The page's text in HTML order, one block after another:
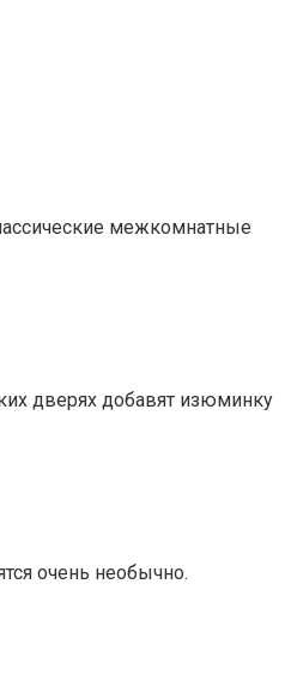
межкомнатные
дверях добавят изюминку
очень необычно.